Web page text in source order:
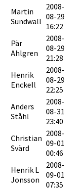
Martin
Sundwall
2008-
08-29
16:22
Pär
Ahlgren
2008-
08-29
21:28
Henrik
Enckell
2008-
08-29
22:25
Anders
Ståhl
2008-
08-31
23:40
Christian
Svärd
2008-
09-01
00:46
Henrik L
Jonsson
2008-
09-01
07:35